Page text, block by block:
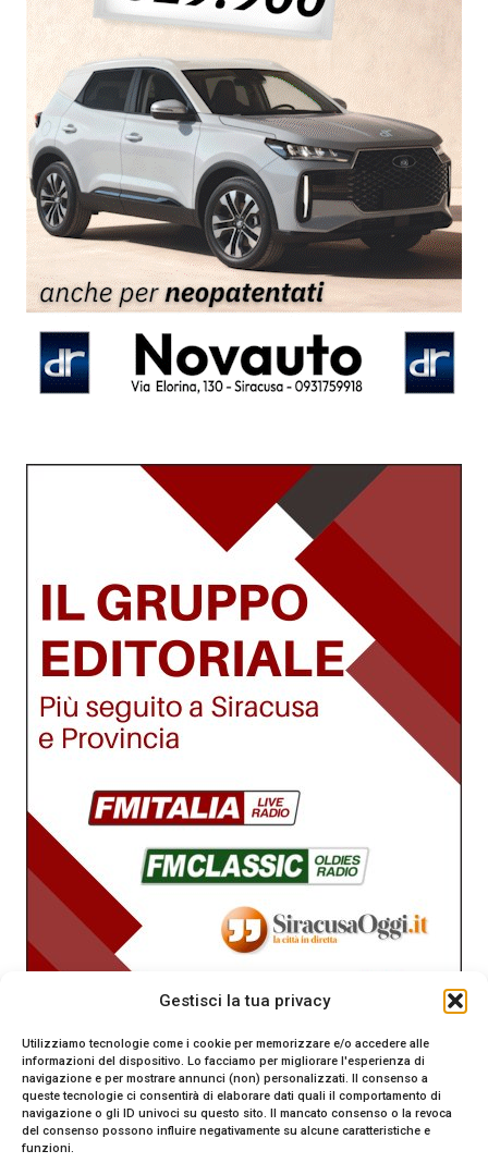
Gestisci la tua privacy
Utilizziamo tecnologie come i cookie per memorizzare e/o accedere alle
informazioni del dispositivo. Lo facciamo per migliorare l'esperienza di
navigazione e per mostrare annunci (non) personalizzati. Il consenso a
queste tecnologie ci consentirà di elaborare dati quali il comportamento di
navigazione o gli ID univoci su questo sito. Il mancato consenso o la revoca
del consenso possono influire negativamente su alcune caratteristiche e
funzioni.